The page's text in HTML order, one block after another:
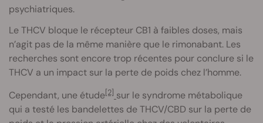
psychiatriques.
Le THCV bloque le récepteur CB1 à faibles doses, mais
n’agit pas de la même manière que le rimonabant. Les
recherches sont encore trop récentes pour conclure si le
THCV a un impact sur la perte de poids chez l’homme.
Cependant, une étude[2] sur le syndrome métabolique
qui a testé les bandelettes de THCV/CBD sur la perte de